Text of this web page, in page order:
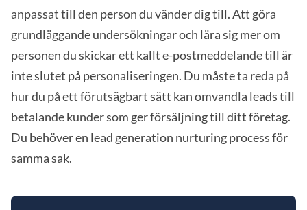
anpassat till den person du vänder dig till. Att göra
grundläggande undersökningar och lära sig mer om
personen du skickar ett kallt e-postmeddelande till är
inte slutet på personaliseringen. Du måste ta reda på
hur du på ett förutsägbart sätt kan omvandla leads till
betalande kunder som ger försäljning till ditt företag.
Du behöver en lead generation nurturing processför
samma sak.